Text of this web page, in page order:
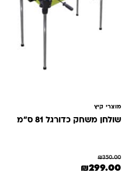
מוצרי קיץ
שולחן משחק כדורגל 81 ס"מ
₪350.00
המחיר המקורי היה: ₪350.00.
₪299.00